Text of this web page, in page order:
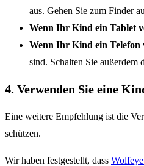
aus. Gehen Sie zum Finder
Wenn Ihr Kind ein Tablet
Wenn Ihr Kind ein Telefon
sind. Schalten Sie außerdem
4. Verwenden Sie eine
Eine weitere Empfehlung ist die
schützen.
Wir haben festgestellt, dass